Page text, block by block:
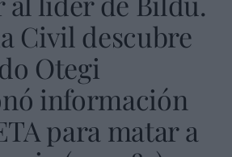
Civil descubre
Otegi
información
para matar a